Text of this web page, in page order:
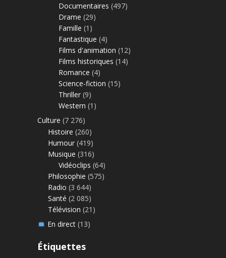
Documentaires (497)
Drame (29)
Famille (1)
Fantastique (4)
Films d'animation (12)
Films historiques (14)
Romance (4)
Science-fiction (15)
Thriller (9)
Western (1)
Culture (7 276)
Histoire (260)
Humour (419)
Musique (316)
Vidéoclips (64)
Philosophie (575)
Radio (3 644)
Santé (2 085)
Télévision (21)
En direct(13)
Étiquettes